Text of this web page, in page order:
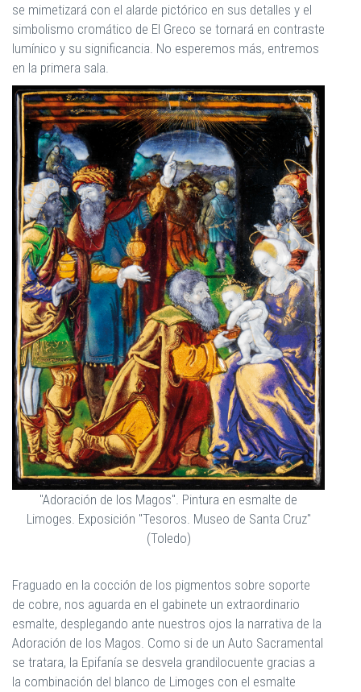
se mimetizará con el alarde pictórico en sus detalles y el
simbolismo cromático de El Greco se tornará en contraste
lumínico y su significancia. No esperemos más, entremos
en la primera sala.
"Adoración de los Magos". Pintura en esmalte de
Limoges. Exposición "Tesoros. Museo de Santa Cruz"
(Toledo)
Fraguado en la cocción de los pigmentos sobre soporte
de cobre, nos aguarda en el gabinete un extraordinario
esmalte, desplegando ante nuestros ojos la narrativa de la
Adoración de los Magos. Como si de un Auto Sacramental
se tratara, la Epifanía se desvela grandilocuente gracias a
la combinación del blanco de Limoges con el esmalte